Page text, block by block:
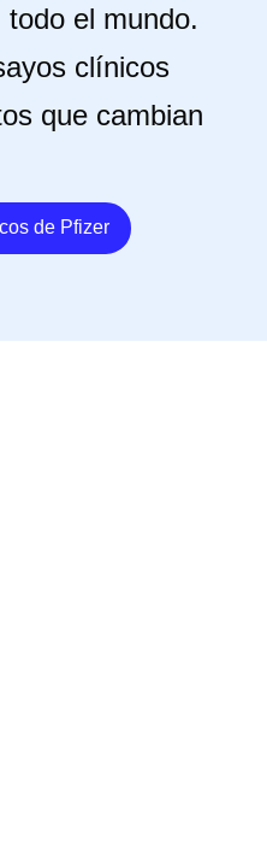
el mundo.
clínicos
que cambian
de PfizerDetails